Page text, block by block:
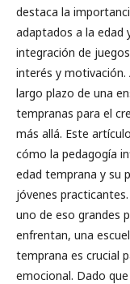
destaca la
adaptados a la edad
integración de
interés y motivación.
largo plazo de una
tempranas para el
más allá. Este
cómo la pedagogía
edad temprana y su
jóvenes
uno de eso grandes
enfrentan, una
temprana es crucial
emocional. Dado